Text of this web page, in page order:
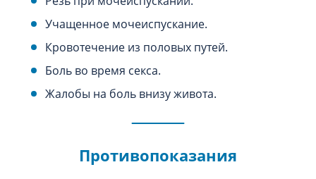
Учащенное мочеиспускание.
Кровотечение из половых путей.
Боль во время секса.
Жалобы на боль внизу живота.
Противопоказания